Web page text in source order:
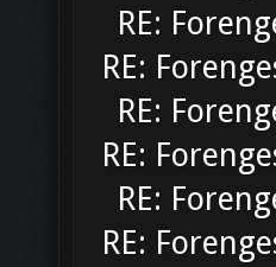
RE:
RE:
RE:
RE:
RE:
RE: